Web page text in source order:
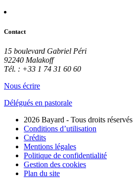
Contact
15 boulevard Gabriel Péri
92240 Malakoff
Tél. : +33 1 74 31 60 60
Nous écrire
Délégués en pastorale
2026 Bayard - Tous droits réservés
Conditions d’utilisation
Crédits
Mentions légales
Politique de confidentialité
Gestion des cookies
Plan du site